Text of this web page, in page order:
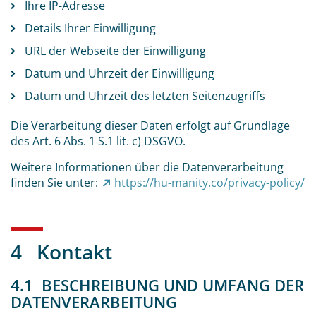
Ihre IP-Adresse
Details Ihrer Einwilligung
URL der Webseite der Einwilligung
Datum und Uhrzeit der Einwilligung
Datum und Uhrzeit des letzten Seitenzugriffs
Die Verarbeitung dieser Daten erfolgt auf Grundlage
des Art. 6 Abs. 1 S.1 lit. c) DSGVO.
Weitere Informationen über die Datenverarbeitung
finden Sie unter:
https://hu-manity.co/privacy-policy/
4 Kontakt
4.1 BESCHREIBUNG UND UMFANG DER
DATENVERARBEITUNG